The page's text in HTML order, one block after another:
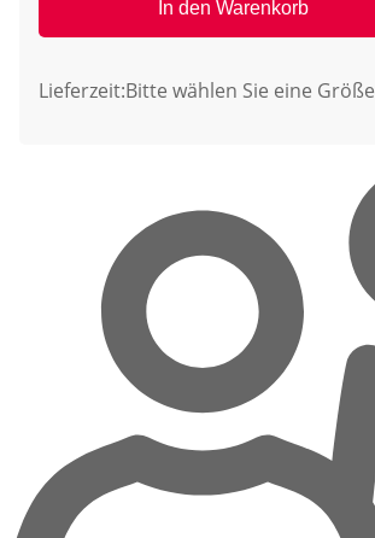
In den Warenkorb
Lieferzeit:Bitte wählen Sie eine Größe